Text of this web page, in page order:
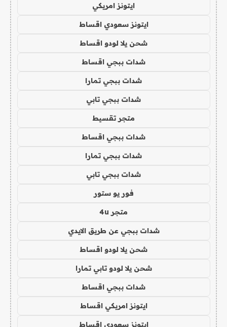
ايتونز امريكي
ايتونز سعودي اقساط
شحن يلا لودو اقساط
شدات ببجي اقساط
شدات ببجي تمارا
شدات ببجي تابي
متجر تقسيط
شدات ببجي اقساط
شدات ببجي تمارا
شدات ببجي تابي
فور يو ستور
متجر 4u
شدات ببجي عن طريق الايدي
شحن يلا لودو اقساط
شحن يلا لودو تابي تمارا
شدات ببجي اقساط
ايتونز امريكي اقساط
ايتونز سعودي اقساط